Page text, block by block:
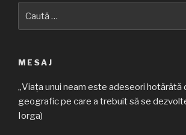
MESAJ
„Viața unui neam este adeseori hotărâtă
geografic pe care a trebuit să se
Iorga)